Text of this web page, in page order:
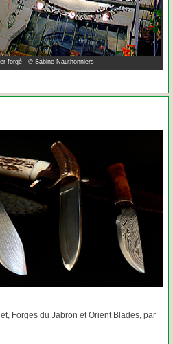
forgé - © Sabine Nauthonniers
Forges du Jabron et Orient Blades, par